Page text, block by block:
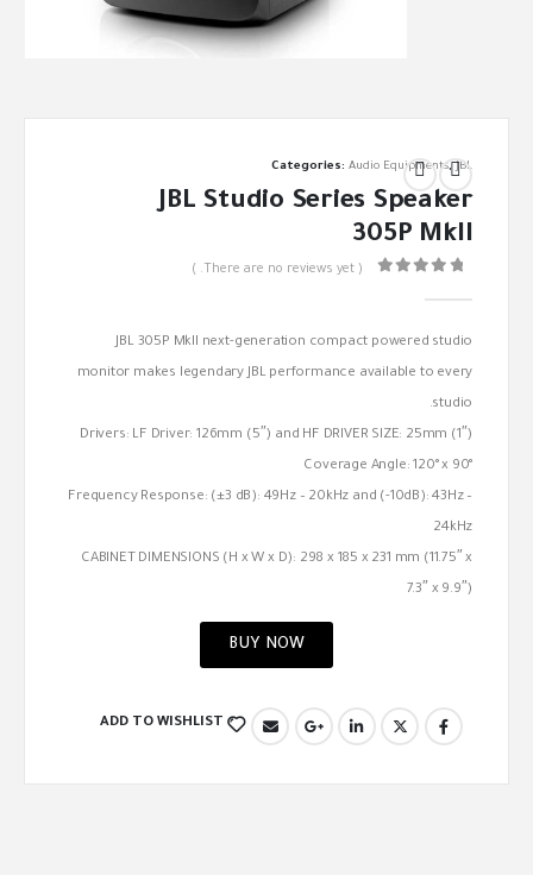
Categories:Audio Equipments,JBL
JBL Studio Series Speaker
305P MkII
( There are no reviews yet. )
JBL 305P MkII next-generation compact powered studio
monitor makes legendary JBL performance available to every
studio.
Drivers: LF Driver: 126mm (5″) and HF DRIVER SIZE: 25mm (1″)
Coverage Angle: 120° x 90°
Frequency Response: (±3 dB): 49Hz – 20kHz and (-10dB): 43Hz –
24kHz
CABINET DIMENSIONS (H x W x D): 298 x 185 x 231 mm (11.75″ x
7.3″ x 9.9″)
BUY NOW
ADD TO WISHLIST